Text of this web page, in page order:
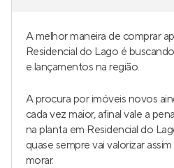
A melhor maneira de comprar
Residencial do Lago é
e lançamentos na região.
A procura por imóveis novos
cada vez maior, afinal vale a
na planta em Residencial do
quase sempre vai valorizar
morar.